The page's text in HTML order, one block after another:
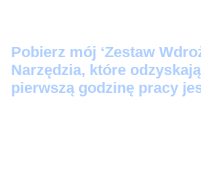
Pobierz mój ‘Zestaw
Narzędzia, które
pierwszą godzinę pracy